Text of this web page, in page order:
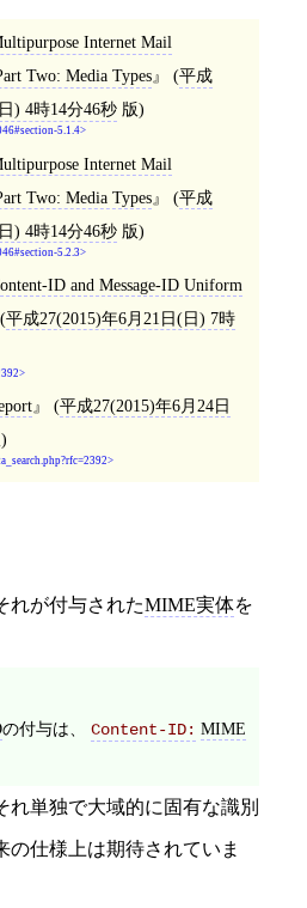
Internet Mail
Two: Media Types
(平成
) 4時14分46秒版)
5.1.4
Internet Mail
Two: Media Types
(平成
) 4時14分46秒版)
5.2.3
ID and Message-ID Uniform
(平成27(2015)年6月21日(日) 7時
(平成27(2015)年6月24日
れが付与されたMIME実体を
の付与は、 Content-ID: MIME
れ単独で大域的に固有な識別
の仕様上は期待されていま